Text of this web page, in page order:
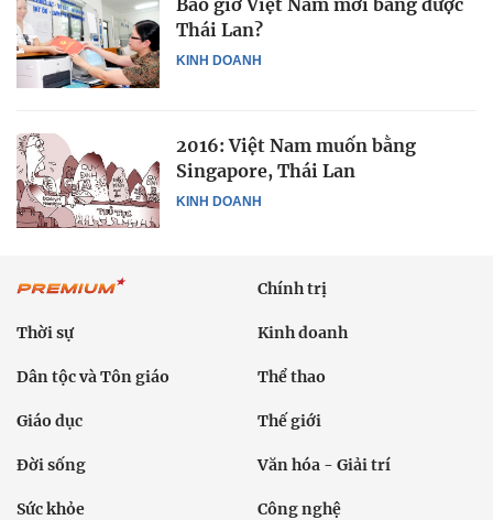
KINH DOANH
Bao giờ Việt Nam mới bằng được
Thái Lan?
KINH DOANH
2016: Việt Nam muốn bằng
Singapore, Thái Lan
Chính trị
Thời sự Kinh doanh
Dân tộc và Tôn giáo Thể thao
Giáo dục Thế giới
Đời sống Văn hóa - Giải trí
Sức khỏe Công nghệ